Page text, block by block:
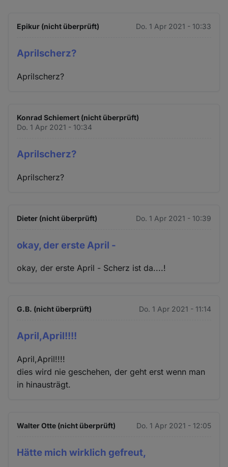
Epikur (nicht überprüft) Do. 1 Apr 2021 - 10:33
Aprilscherz?
Aprilscherz?
Konrad Schiemert (nicht überprüft)
Do. 1 Apr 2021 - 10:34
Aprilscherz?
Aprilscherz?
Dieter (nicht überprüft) Do. 1 Apr 2021 - 10:39
okay, der erste April -
okay, der erste April - Scherz ist da....!
G.B. (nicht überprüft) Do. 1 Apr 2021 - 11:14
April,April!!!!
April,April!!!!
dies wird nie geschehen, der geht erst wenn man
in hinausträgt.
Walter Otte (nicht überprüft) Do. 1 Apr 2021 - 12:05
Hätte mich wirklich gefreut,